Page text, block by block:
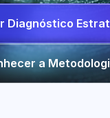
Diagnóstico
a